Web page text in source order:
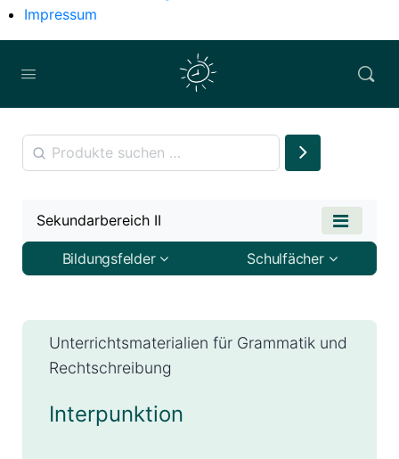
Impressum
Unterrichtsmaterialien für Grammatik und
Rechtschreibung
Interpunktion
Sekundarbereich II
Bildungsfelder Schulfächer